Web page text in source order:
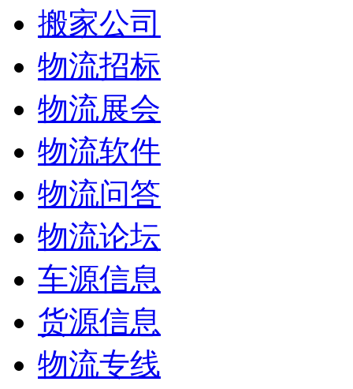
搬家公司
物流招标
物流展会
物流软件
物流问答
物流论坛
车源信息
货源信息
物流专线